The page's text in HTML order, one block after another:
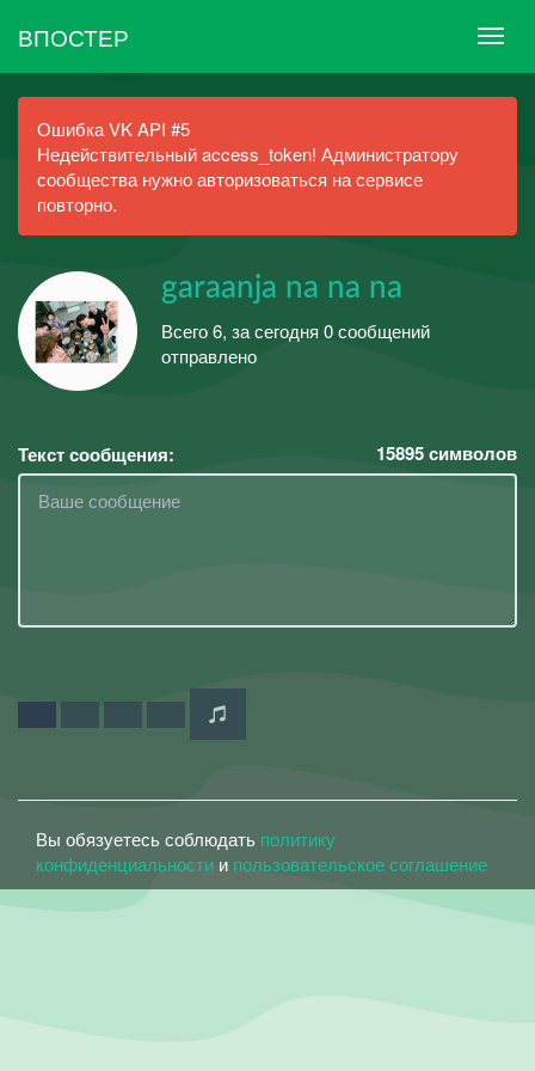
ВПОСТЕР
Ошибка VK API #5
Недействительный access_token! Администратору
сообщества нужно авторизоваться на сервисе
повторно.
garaanja na na na
Всего 6, за сегодня 0 сообщений
отправлено
Текст сообщения: 15895символов
Вы обязуетесь соблюдать политику
конфиденциальности и пользовательское соглашение